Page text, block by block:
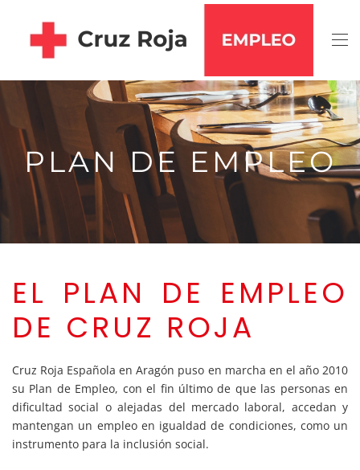
Skip to main content
PLAN DE EMPLEO
EL PLAN DE EMPLEO
DE CRUZ ROJA
Cruz Roja Española en Aragón puso en marcha en el año 2010
su Plan de Empleo, con el fin último de que las personas en
dificultad social o alejadas del mercado laboral, accedan y
mantengan un empleo en igualdad de condiciones, como un
instrumento para la inclusión social.